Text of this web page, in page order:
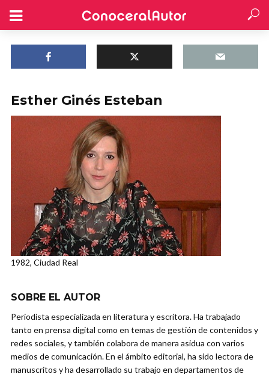
Esther Ginés Esteban
1982, Ciudad Real
SOBRE EL AUTOR
Periodista especializada en literatura y escritora. Ha trabajado
tanto en prensa digital como en temas de gestión de contenidos y
redes sociales, y también colabora de manera asidua con varios
medios de comunicación. En el ámbito editorial, ha sido lectora de
manuscritos y ha desarrollado su trabajo en departamentos de